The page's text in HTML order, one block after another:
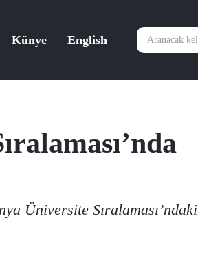
Künye English
Üniversite Sıralaması’ndaki